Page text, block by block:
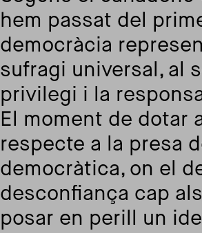
hem passat del
democràcia
sufragi universal, al
privilegi i la
El moment de dotar
respecte a la presa
democràtica, on el
desconfiança cap
posar en perill un